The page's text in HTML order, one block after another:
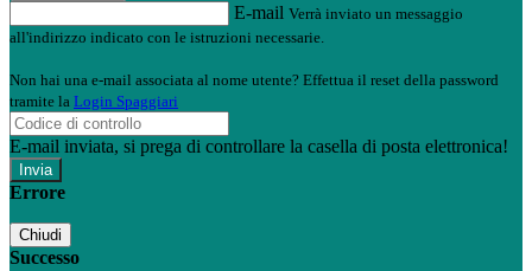
E-mail Verrà inviato un messaggio
all'indirizzo indicato con le istruzioni necessarie.
Non hai una e-mail associata al nome utente? Effettua il reset della password
tramite la Login Spaggiari
E-mail inviata, si prega di controllare la casella di posta elettronica!
Errore
Chiudi
Successo